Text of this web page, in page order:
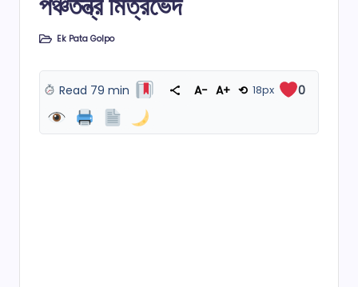
PostedEk Pata Golpo
Read 79 min A− A+ ⟲ 18px 0